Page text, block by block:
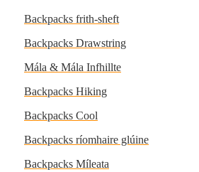
Backpacks frith-sheft
Backpacks Drawstring
Mála & Mála Infhillte
Backpacks Hiking
Backpacks Cool
Backpacks ríomhaire glúine
Backpacks Míleata